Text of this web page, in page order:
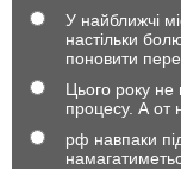
У найближчі
настільки
поновити
Цього року не
процесу. А от
рф навпаки